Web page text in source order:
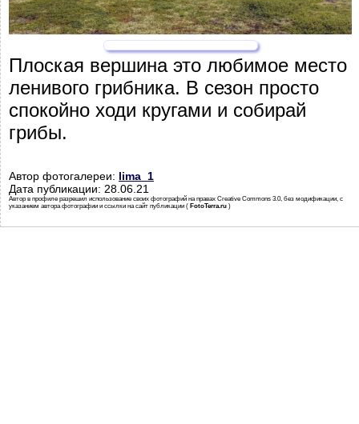
Плоская вершина это любимое место
ленивого грибника. В сезон просто
спокойно ходи кругами и собирай
грибы.
Автор фотогалереи: lima_1
Дата публикации: 28.06.21
Автор в профиле разрешил использование своих фотографий на правах Creative Commons 3.0, без модификации, с
указанием автора фотографии и ссылки на сайт публикации ( FotoTerra.ru )